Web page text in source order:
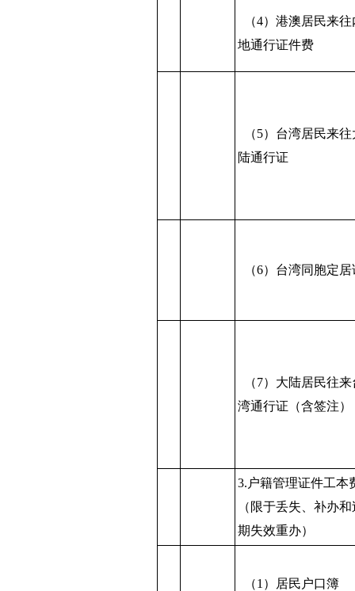
（4）港澳居民来往
地通行证件费
（5）台湾居民来往
陆通行证
（6）台湾同胞定居
（7）大陆居民往来
湾通行证（含签注）
3.户籍管理证件工本
（限于丢失、补办和
期失效重办）
（1）居民户口簿